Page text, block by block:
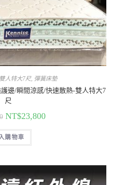
人特大7尺, 彈簧床墊
邊/瞬間涼感/快速散熱-雙人特大7
尺
NT$23,800
購物車